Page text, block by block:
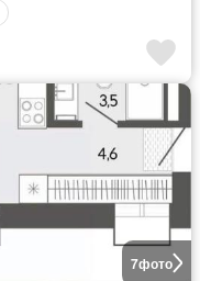
7фото